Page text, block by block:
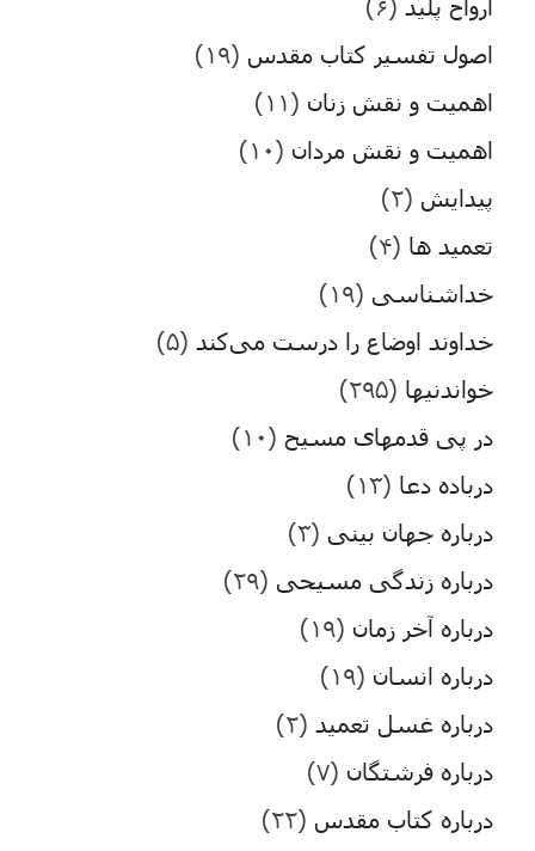
ارواح پلید (۶)
اصول تفسیر کتاب مقدس (۱۹)
اهمیت و نقش زنان (۱۱)
اهمیت و نقش مردان (۱۰)
پیدایش (۲)
تعمید ها (۴)
خداشناسی (۱۹)
خداوند اوضاع را درست می‌کند (۵)
خواندنیها (۲۹۵)
در پی قدمهای مسیح (۱۰)
درباده دعا (۱۳)
درباره جهان بینی (۳)
درباره زندگی مسیحی (۲۹)
درباره آخر زمان (۱۹)
درباره انسان (۱۹)
درباره غسل تعمید (۲)
درباره فرشتگان (۷)
درباره کتاب مقدس (۲۲)